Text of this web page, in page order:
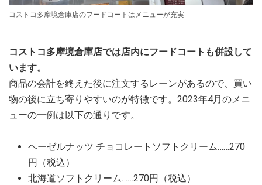
コストコ多摩境倉庫店のフードコートはメニューが充実
コストコ多摩境倉庫店では店内にフードコートも併設して
います。
商品の会計を終えた後に注文するレーンがあるので、買い
物の後に立ち寄りやすいのが特徴です。2023年4月のメニ
ューの一例は以下の通りです。
ヘーゼルナッツ チョコレートソフトクリーム……270
円（税込）
北海道ソフトクリーム……270円（税込）